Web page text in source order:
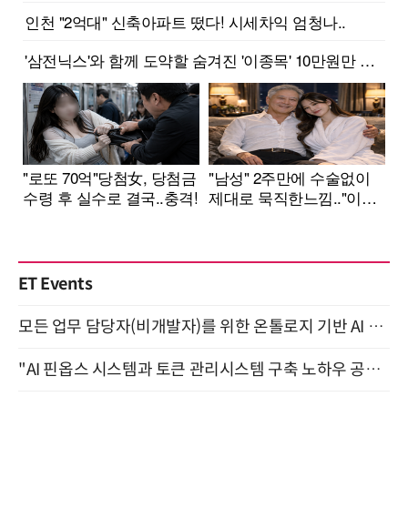
ET Events
모든 업무 담당자(비개발자)를 위한 온톨로지 기반 AI 지식체계 설계 1-day 워크숍 8월 20일 개최
"AI 핀옵스 시스템과 토큰 관리시스템 구축 노하우 공개" 잠실 한국광고문화회관 2층 대회의실 (8/21)